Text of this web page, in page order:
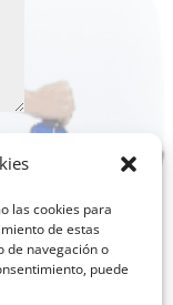
las cookies para
de estas
de navegación o
puede